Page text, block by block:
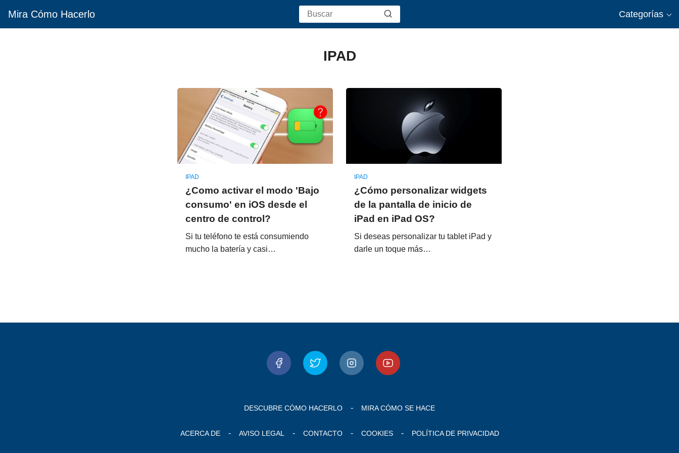
Mira Cómo Hacerlo Categorías
IPAD
IPAD
¿Como activar el modo 'Bajo
consumo' en iOS desde el
centro de control?
Si tu teléfono te está consumiendo
mucho la batería y casi…
IPAD
¿Cómo personalizar widgets
de la pantalla de inicio de
iPad en iPad OS?
Si deseas personalizar tu tablet iPad y
darle un toque más…
DESCUBRE CÓMO HACERLO MIRA CÓMO SE HACE
ACERCA DE AVISO LEGAL CONTACTO COOKIES POLÍTICA DE PRIVACIDAD